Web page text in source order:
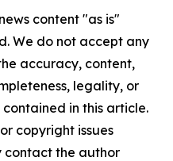
content "as is"
We do not accept any
accuracy, content,
legality, or
in this article.
copyright issues
contact the author